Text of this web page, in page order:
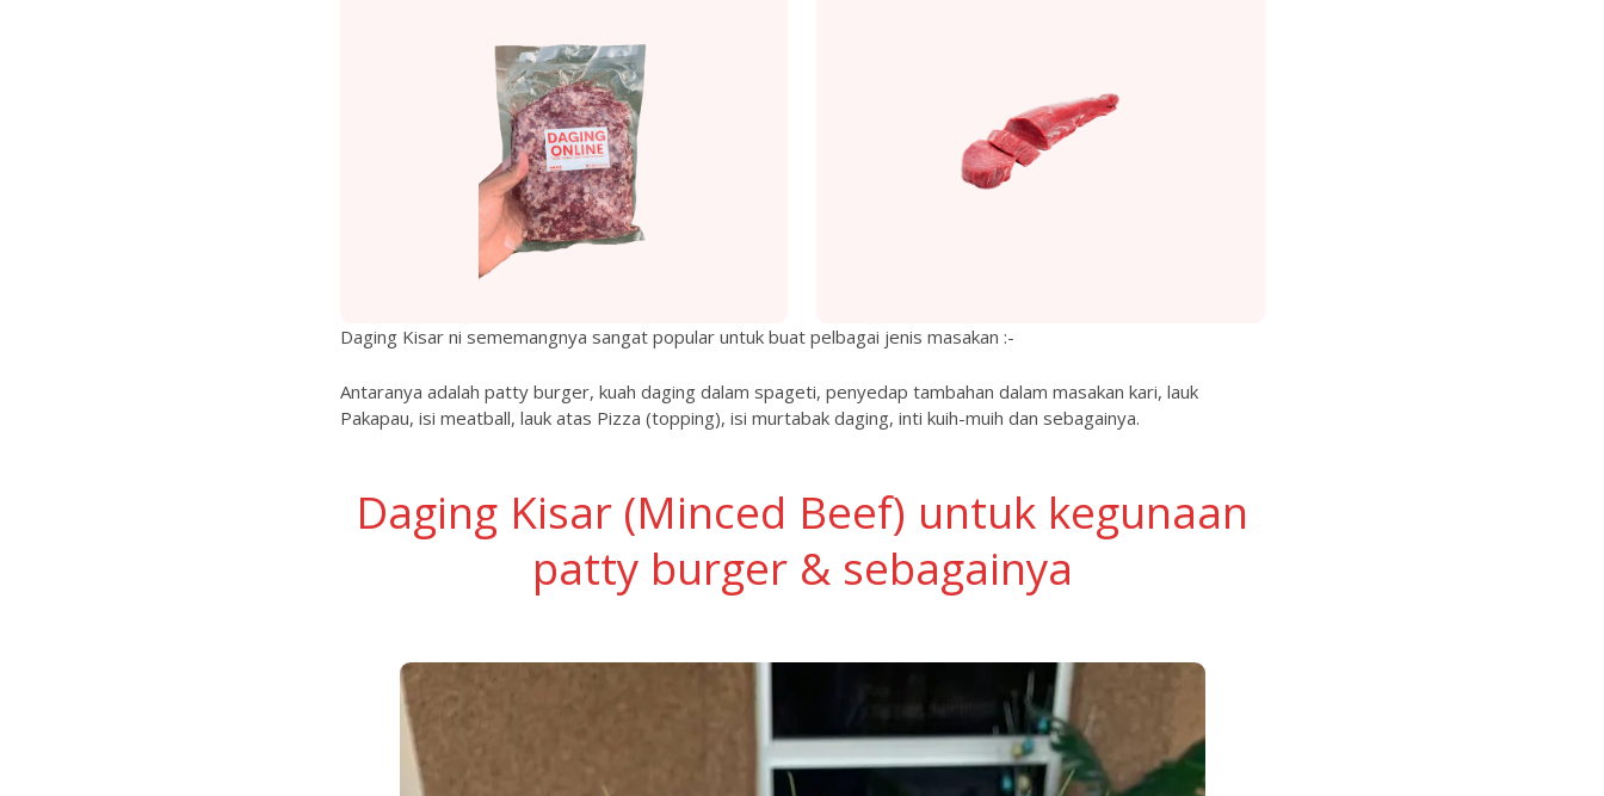
Daging Kisar ni sememangnya sangat popular untuk buat pelbagai jenis masakan :-
Antaranya adalah patty burger, kuah daging dalam spageti, penyedap tambahan dalam masakan kari, lauk
Pakapau, isi meatball, lauk atas Pizza (topping), isi murtabak daging, inti kuih-muih dan sebagainya.
Daging Kisar (Minced Beef) untuk kegunaan
patty burger & sebagainya